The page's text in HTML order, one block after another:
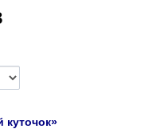
куточок»